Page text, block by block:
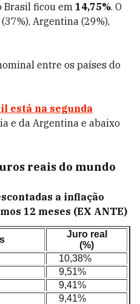
Brasil ficou em 14,75%. O
Argentina (29%),
entre os países do
está na segunda
e da Argentina e abaixo
reais do mundo
a inflação
12 meses (EX ANTE)
Juro real
(%)
10,38%
9,51%
9,41%
9,41%